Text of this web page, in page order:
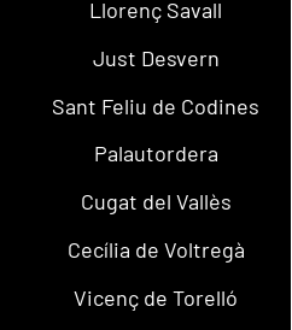
Llorenç Savall
Just Desvern
Sant Feliu de Codines
Palautordera
Cugat del Vallès
Cecília de Voltregà
Vicenç de Torelló